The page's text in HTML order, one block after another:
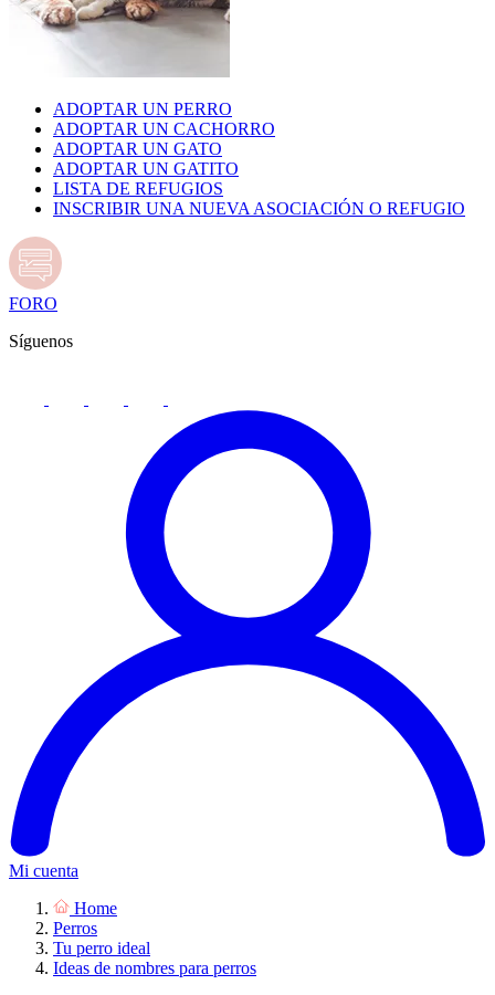
ADOPTAR UN PERRO
ADOPTAR UN CACHORRO
ADOPTAR UN GATO
ADOPTAR UN GATITO
LISTA DE REFUGIOS
INSCRIBIR UNA NUEVA ASOCIACIÓN O REFUGIO
FORO
Síguenos
Mi cuenta
Home
Perros
Tu perro ideal
Ideas de nombres para perros